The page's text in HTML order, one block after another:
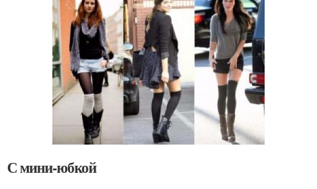
С мини-юбкой